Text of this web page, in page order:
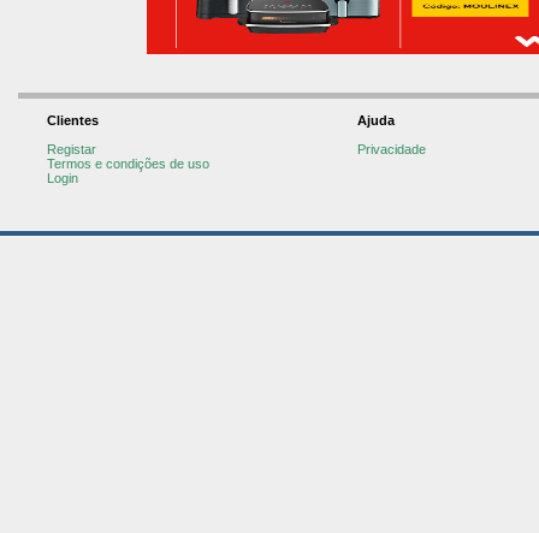
Clientes
Registar
Termos e condições de uso
Login
Ajuda
Privacidade